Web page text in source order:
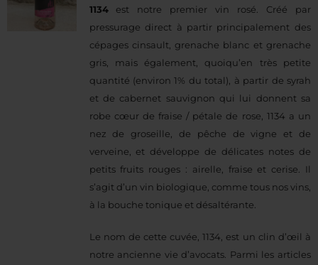
1134est notre premier vin rosé. Créé par
pressurage direct à partir principalement des
cépages cinsault, grenache blanc et grenache
gris, mais également, quoiqu’en très petite
quantité (environ 1% du total), à partir de syrah
et de cabernet sauvignon qui lui donnent sa
robe cœur de fraise / pétale de rose, 1134 a un
nez de groseille, de pêche de vigne et de
verveine, et développe de délicates notes de
petits fruits rouges : airelle, fraise et cerise. Il
s’agit d’un vin biologique, comme tous nos vins,
à la bouche tonique et désaltérante.
Le nom de cette cuvée, 1134, est un clin d’œil à
notre ancienne vie d’avocats. Parmi les articles